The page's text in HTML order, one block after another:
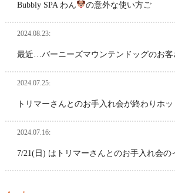
Bubbly SPA わん の意外な使い方ご
2024.08.23:
最近…バーニーズマウンテンドッグのお
2024.07.25:
トリマーさんとのお手入れ会が終わりホッ
2024.07.16:
7/21(日) はトリマーさんとのお手入れ会の